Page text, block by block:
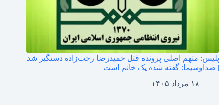
پلیس: متهم اصلی پرونده قتل حمیدرضا رجب‌زاده دستگیر شد
| صداوسیما: گفته شده یک خانم است
۱۸ مرداد ۱۴۰۵